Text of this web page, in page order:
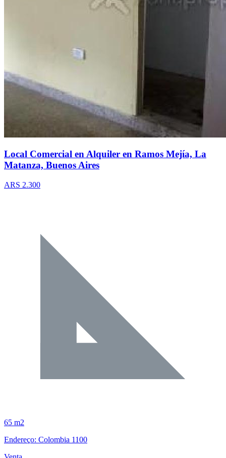
Local Comercial en Alquiler en Ramos Mejía, La
Matanza, Buenos Aires
ARS 2.300
65 m2
Endereço: Colombia 1100